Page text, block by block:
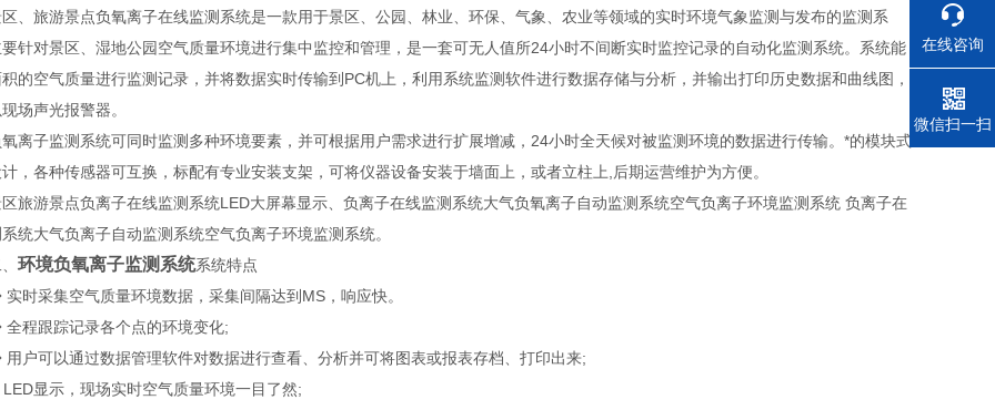
旅游景点负氧离子在线监测系统是一款用于景区、公园、林业、环保、气象、农业等领域的实时环境气象监测与发布的监测系
针对景区、湿地公园空气质量环境进行集中监控和管理，是一套可无人值所24小时不间断实时监控记录的自动化监测系统。系统能
的空气质量进行监测记录，并将数据实时传输到PC机上，利用系统监测软件进行数据存储与分析，并输出打印历史数据和曲线图，
场声光报警器。
子监测系统可同时监测多种环境要素，并可根据用户需求进行扩展增减，24小时全天候对被监测环境的数据进行传输。*的模块式
，各种传感器可互换，标配有专业安装支架，可将仪器设备安装于墙面上，或者立柱上,后期运营维护为方便。
游景点负离子在线监测系统LED大屏幕显示、负离子在线监测系统大气负氧离子自动监测系统空气负离子环境监测系统 负离子在
统大气负离子自动监测系统空气负离子环境监测系统。
环境负氧离子监测系统系统特点
采集空气质量环境数据，采集间隔达到MS，响应快。
跟踪记录各个点的环境变化;
可以通过数据管理软件对数据进行查看、分析并可将图表或报表存档、打印出来;
显示，现场实时空气质量环境一目了然;
在线咨询
电话
微信扫一扫